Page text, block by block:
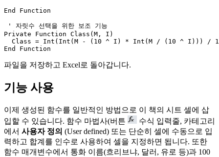
End Function
' 자릿수 선택을 위한 보조 기능
Private Function Class(M, I)
Class = Int(Int(M - (10 ^ I) * Int(M / (10 ^ I))) /
파일을 저장하고 Excel로 돌아갑니다.
기능 사용
이제 생성된 함수를 일반적인 방법으로 이 책의 시트 셀에 삽
입할 수 있습니다. 함수 마법사(버튼
수식 입력줄, 카테고리
에서 사용자 정의 (User defined) 또는 단순히 셀에 수동으로 입
력하고 합계를 인수로 사용하여 셀을 지정하면 됩니다. 또한
함수 매개변수에서 통화 이름(흐리브냐, 달러, 유로 등)과 100